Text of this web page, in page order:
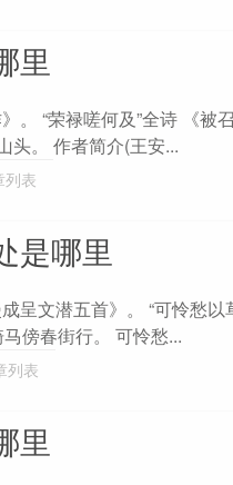
里
。 “荣禄嗟何及”全诗 《被
头。 作者简介(王安...
列表
是哪里
呈文潜五首》。 “可怜愁
傍春街行。 可怜愁...
列表
里